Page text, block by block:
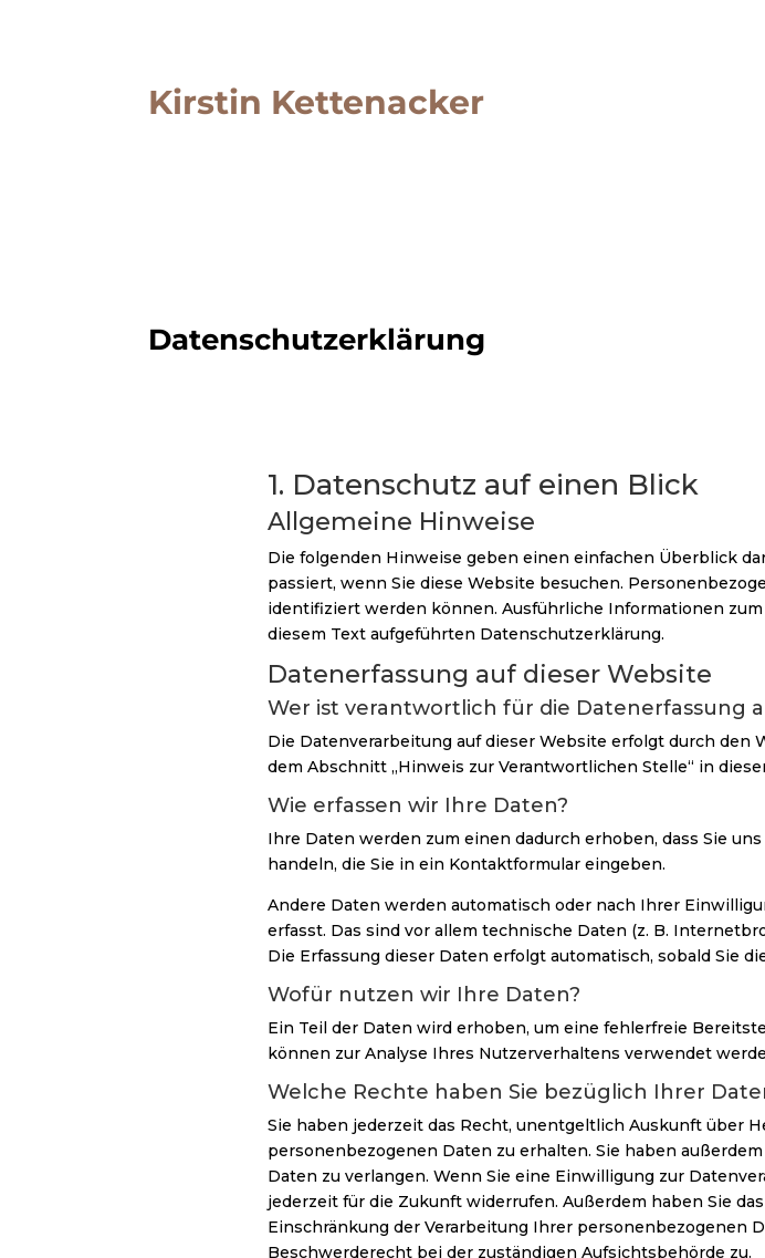
Kirstin Kettenacker
Datenschutzerklärung
1. Datenschutz auf einen Blick
Allgemeine Hinweise
Die folgenden Hinweise geben einen einfachen Überblick
passiert, wenn Sie diese Website besuchen.
identifiziert werden können. Ausführliche Informationen
diesem Text aufgeführten Datenschutzerklärung.
Datenerfassung auf dieser Website
Wer ist verantwortlich für die Datenerfassung
Die Datenverarbeitung auf dieser Website erfolgt durch
dem Abschnitt „Hinweis zur Verantwortlichen Stelle“ in
Wie erfassen wir Ihre Daten?
Ihre Daten werden zum einen dadurch erhoben, dass Sie
handeln, die Sie in ein Kontaktformular eingeben.
Andere Daten werden automatisch oder nach Ihrer
erfasst. Das sind vor allem technische Daten (z. B.
Die Erfassung dieser Daten erfolgt automatisch, sobald Sie
Wofür nutzen wir Ihre Daten?
Ein Teil der Daten wird erhoben, um eine fehlerfreie
können zur Analyse Ihres Nutzerverhaltens verwendet
Welche Rechte haben Sie bezüglich Ihrer
Sie haben jederzeit das Recht, unentgeltlich Auskunft über
personenbezogenen Daten zu erhalten. Sie haben
Daten zu verlangen. Wenn Sie eine Einwilligung zur
jederzeit für die Zukunft widerrufen. Außerdem haben Sie
Einschränkung der Verarbeitung Ihrer personenbezogenen
Beschwerderecht bei der zuständigen Aufsichtsbehörde zu.